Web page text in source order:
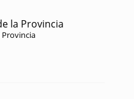
la Provincia
Provincia